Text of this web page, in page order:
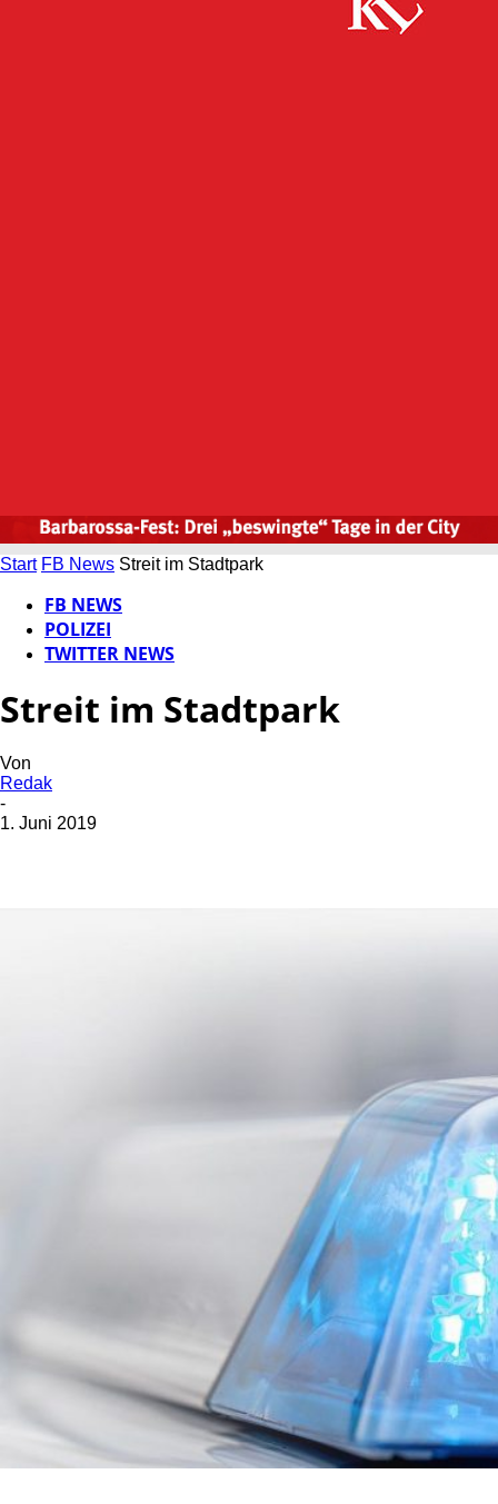
Start FB News Streit im Stadtpark
FB NEWS
POLIZEI
TWITTER NEWS
Streit im Stadtpark
Von
Redak
-
1. Juni 2019